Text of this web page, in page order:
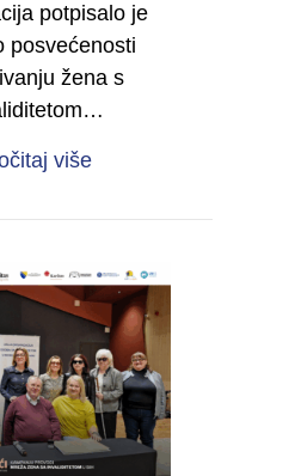
potpisalo je
posvećenosti
žena s
višeabout Od sjene do